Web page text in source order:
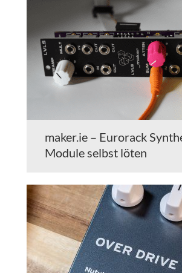
maker.ie – Eurorack
Module selbst löten